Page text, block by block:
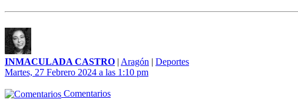
INMACULADA CASTRO | Aragón | Deportes
Martes, 27 Febrero 2024 a las 1:10 pm
Comentarios